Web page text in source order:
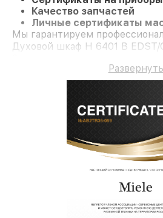
Качество запчастей
Личные сертификаты
Мы гарантируем
Духовой шкаф H 6401 B
Развернуть